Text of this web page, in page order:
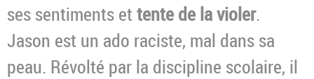
ses sentiments et tente de la violer.
Jason est un ado raciste, mal dans sa
peau. Révolté par la discipline scolaire, il